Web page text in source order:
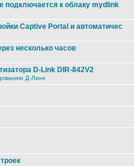
подключается к облаку mydlink
Captive Portal и автоматичес
несколько часов
D-Link DIR-842V2
Д-Линк